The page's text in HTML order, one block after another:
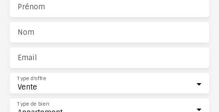
Prénom
Nom
Email
Vente
Type d'offre
Type de bien